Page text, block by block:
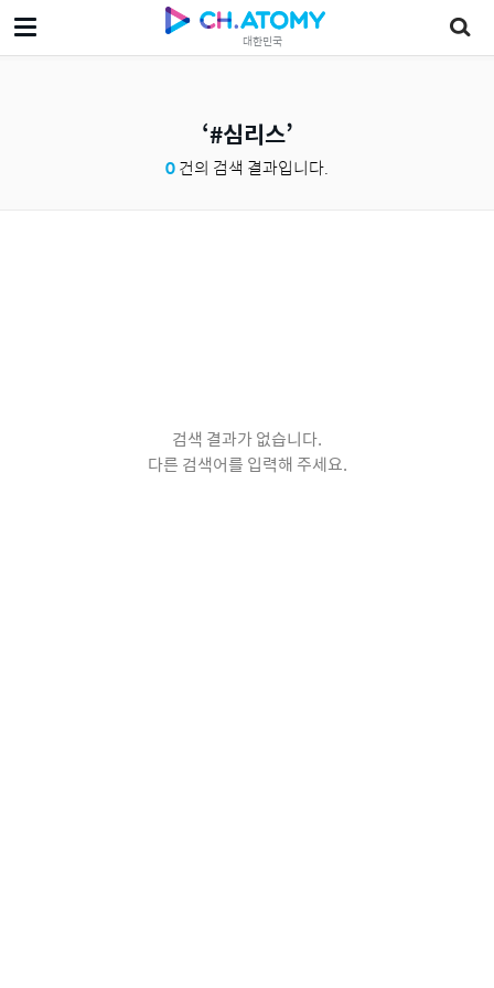
대한민국
#심리스
0건의 검색 결과입니다.
검색 결과가 없습니다.
다른 검색어를 입력해 주세요.